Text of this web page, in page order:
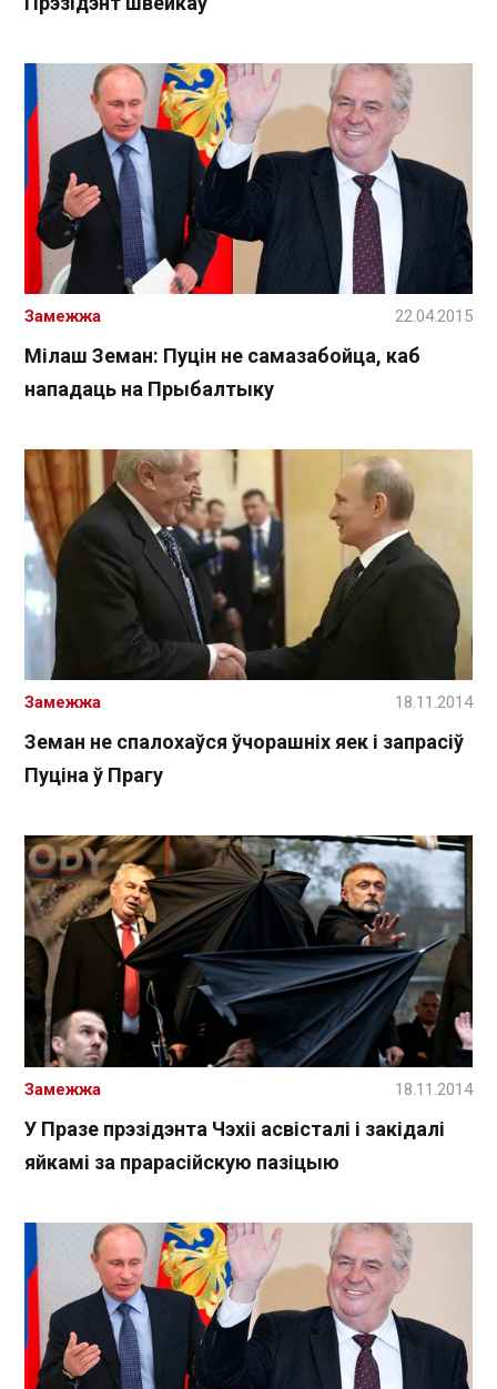
Мілаш Земан: Пуцін не самазабойца, каб
нападаць на Прыбалтыку
Замежжа 22.04.2015
Земан не спалохаўся ўчорашніх яек і запрасіў
Пуціна ў Прагу
Замежжа 18.11.2014
У Празе прэзідэнта Чэхіі асвісталі і закідалі
яйкамі за прарасійскую пазіцыю
Замежжа 18.11.2014